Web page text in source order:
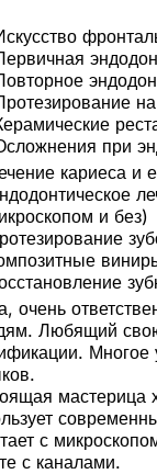
при
кариеса и
и без)
очень
Любящий
Многое
мастерица
с
с каналами.